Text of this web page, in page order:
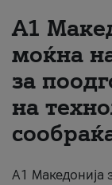
A1
моќна
за
на
A1 Македонија